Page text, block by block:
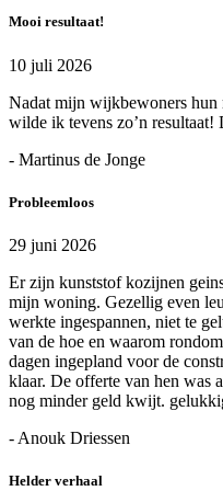
Mooi resultaat!
10 juli 2026
Nadat mijn wijkbewoners hun
wilde ik tevens zo’n resultaat!
- Martinus de Jonge
Probleemloos
29 juni 2026
Er zijn kunststof kozijnen
mijn woning. Gezellig even
werkte ingespannen, niet te
van de hoe en waarom
dagen ingepland voor de
klaar. De offerte van hen was
nog minder geld kwijt.
- Anouk Driessen
Helder verhaal